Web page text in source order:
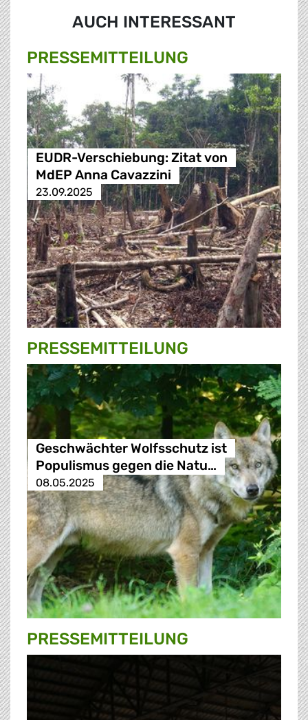
AUCH INTERESSANT
PRESSE­MITTEILUNG
EUDR-Verschiebung: Zitat von
MdEP Anna Cavazzini
23.09.2025
PRESSE­MITTEILUNG
Geschwächter Wolfsschutz ist
Populismus gegen die Natu…
08.05.2025
PRESSE­MITTEILUNG